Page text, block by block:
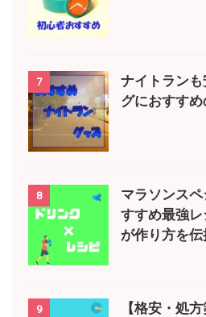
7
ナイトラン
グにおすす
8
マラソンス
すすめ最強
が作り方を伝
9
【格安・処